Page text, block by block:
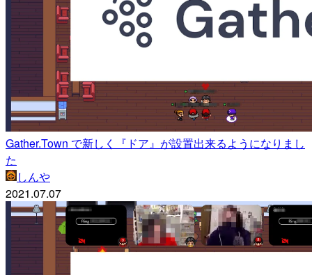
Gather.Town で新しく『ドア』が設置出来るようになりまし
た
しんや
2021.07.07